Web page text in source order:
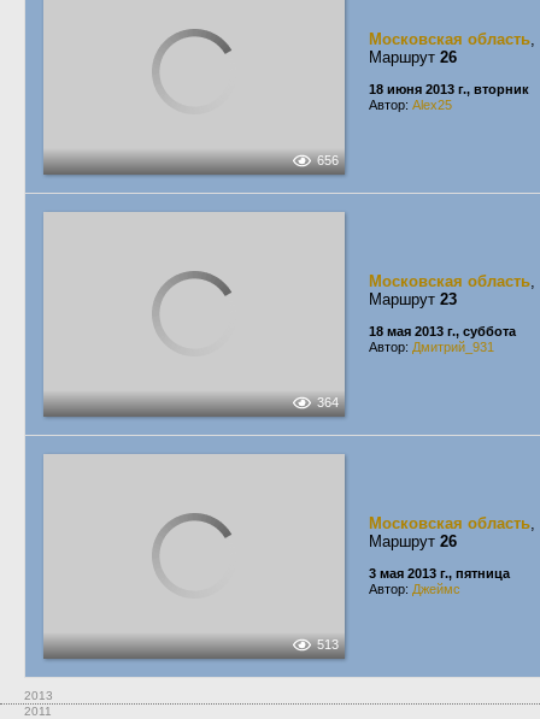
656
Московская область,
Маршрут 26
18 июня 2013 г., вторник
Автор: Alex25
364
Московская область,
Маршрут 23
18 мая 2013 г., суббота
Автор: Дмитрий_931
513
Московская область,
Маршрут 26
3 мая 2013 г., пятница
Автор: Джеймс
2013
2011